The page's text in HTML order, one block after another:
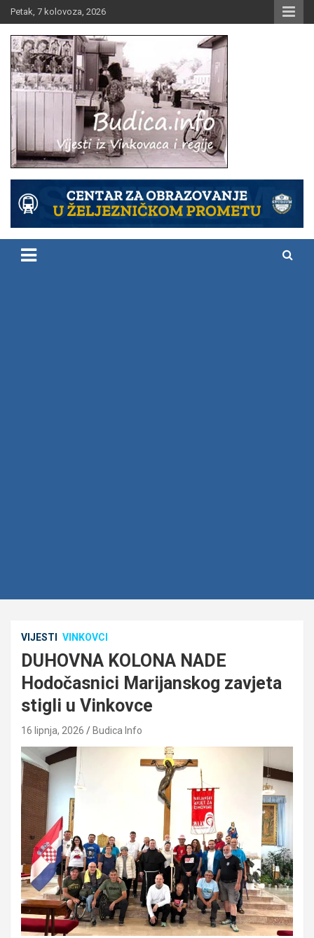
Skip
to
content
Petak, 7 kolovoza, 2026
Budica.info
VIJESTI VINKOVCI
DUHOVNA KOLONA NADE
Hodočasnici Marijanskog zavjeta
stigli u Vinkovce
16 lipnja, 2026 Budica Info